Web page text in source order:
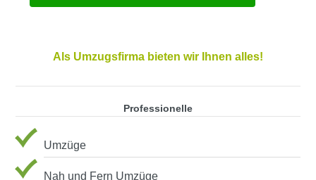
Als Umzugsfirma bieten wir Ihnen alles!
Professionelle
Umzüge
Nah und Fern Umzüge